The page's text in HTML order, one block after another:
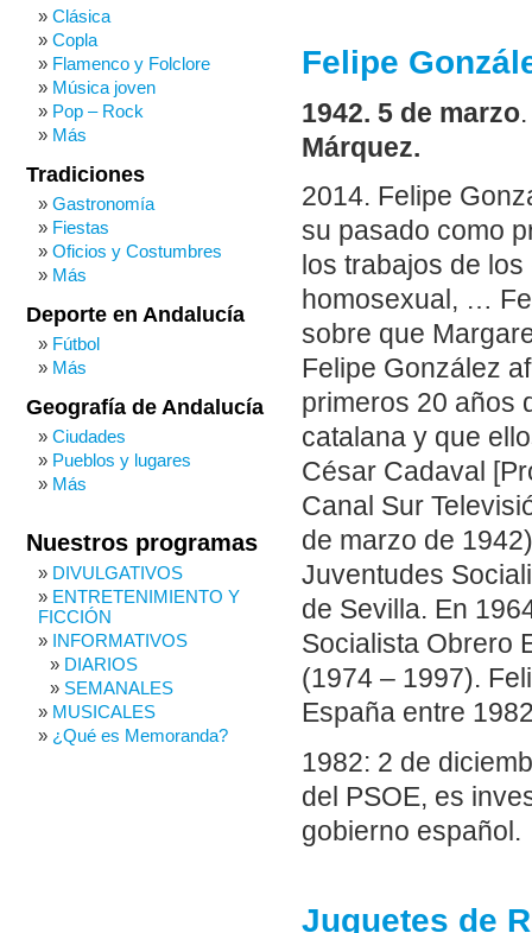
Felipe
1942. 5 de marzo.
Márquez.
2014. Felipe
su pasado como
los trabajos de
homosexual, …
sobre que
Felipe González
primeros 20 años
catalana y que
César Cadaval
Canal Sur
de marzo de
Juventudes
de Sevilla. En
Socialista Obrero
(1974 – 1997).
España entre
1982: 2 de
del PSOE, es
gobierno español.
Juguetes de
Clásica
Copla
Flamenco y Folclore
Música joven
Pop – Rock
Más
Tradiciones
Gastronomía
Fiestas
Oficios y Costumbres
Más
Deporte en Andalucía
Fútbol
Más
Geografía de Andalucía
Ciudades
Pueblos y lugares
Más
Nuestros programas
DIVULGATIVOS
ENTRETENIMIENTO Y
FICCIÓN
INFORMATIVOS
DIARIOS
SEMANALES
MUSICALES
¿Qué es Memoranda?